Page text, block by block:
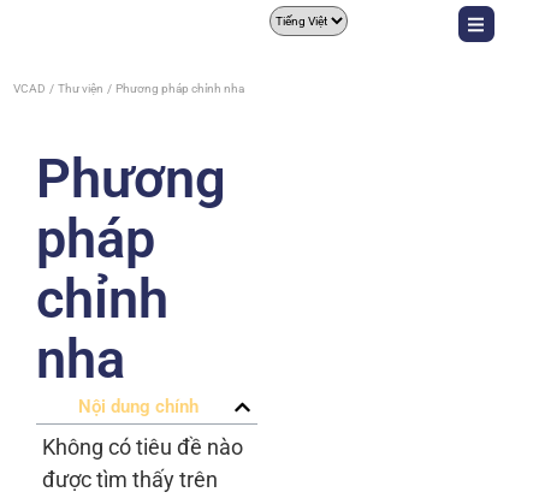
VCAD Thư viện Phương pháp chỉnh nha
Phương
pháp
chỉnh
nha
Nội dung chính
Không có tiêu đề nào
được tìm thấy trên